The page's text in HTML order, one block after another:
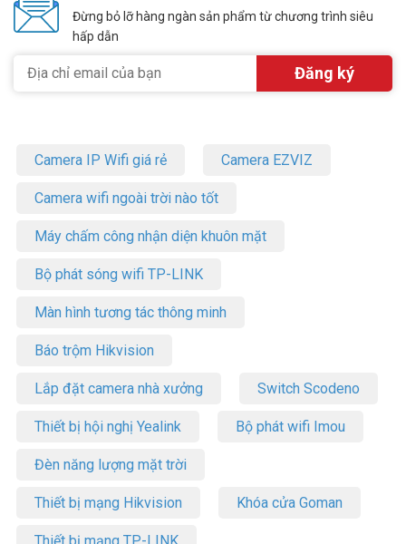
Đừng bỏ lỡ hàng ngàn sản phẩm từ chương trình siêu
hấp dẫn
Camera IP Wifi giá rẻ Camera EZVIZ
Camera wifi ngoài trời nào tốt
Máy chấm công nhận diện khuôn mặt
Bộ phát sóng wifi TP-LINK
Màn hình tương tác thông minh
Báo trộm Hikvision
Lắp đặt camera nhà xưởng Switch Scodeno
Thiết bị hội nghị Yealink Bộ phát wifi Imou
Đèn năng lượng mặt trời
Thiết bị mạng Hikvision Khóa cửa Goman
Thiết bị mạng TP-LINK